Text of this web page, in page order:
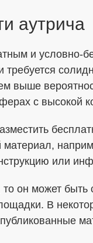
аутрича
и условно-
требуется
выше
с высокой
материал,
или
то он может
В